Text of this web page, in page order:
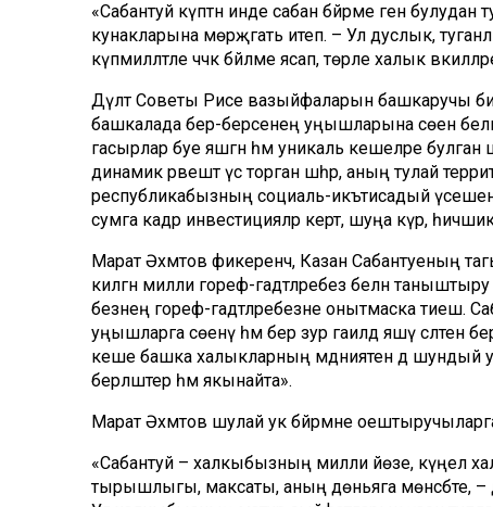
«Сабантуй күптән инде сабан бәйрәме генә
кунакларына мөрәҗәгать итеп. – Ул дуслык,
күпмилләтле чәчәк бәйләме ясап, төрле халык
Дәүләт Советы Рәисе вазыйфаларын башкаручы
башкалада бер-берсенең уңышларына сөенә
гасырлар буе яшәгән һәм уникаль кешеләре булган
динамик рәвештә үсә торган шәһәр, аның тулай
республикабызның социаль-икътисадый
сумга кадәр инвестицияләр кертә, шуңа күрә,
Марат Әхмәтов фикеренчә, Казан Сабантуеның
килгән милли гореф-гадәтләребез белән
безнең гореф-гадәтләребезне онытмаска тиеш.
уңышларга сөенү һәм бер зур гаиләдә яшәү сәләтен
кеше башка халыкларның мәдәниятенә дә шундый
берләштерә һәм якынайта».
Марат Әхмәтов шулай ук бәйрәмне
«Сабантуй – халкыбызның милли йөзе, күңел
тырышлыгы, максаты, аның дөньяга мөнәсәбәте, –